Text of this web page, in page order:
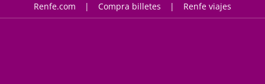
Renfe.com Compra billetes Renfe viajes